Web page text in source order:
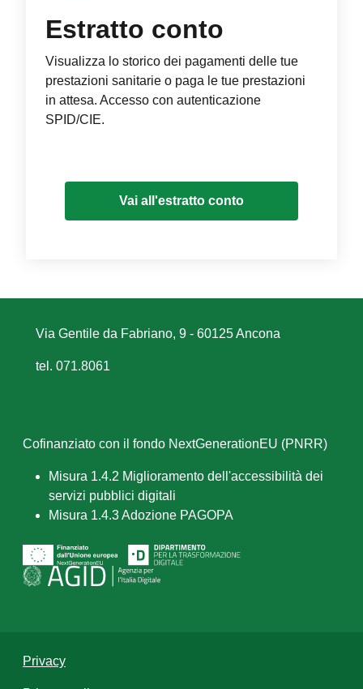
Estratto conto
Visualizza lo storico dei pagamenti delle tue
prestazioni sanitarie o paga le tue prestazioni
in attesa. Accesso con autenticazione
SPID/CIE.
Vai all'estratto conto
Via Gentile da Fabriano, 9 - 60125 Ancona
tel. 071.8061
Cofinanziato con il fondo NextGenerationEU (PNRR)
Misura 1.4.2 Miglioramento dell'accessibilità dei
servizi pubblici digitali
Misura 1.4.3 Adozione PAGOPA
Privacy